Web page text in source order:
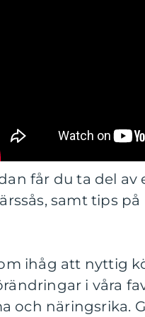
får du ta del
samt tips
ihåg att nyttig
i våra
och näringsrika.